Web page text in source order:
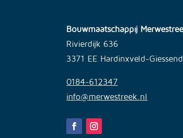
Bouwmaatschappij
Rivierdijk 636
3371 EE Hardinxveld-
0184-612347
info@merwestreek.nl